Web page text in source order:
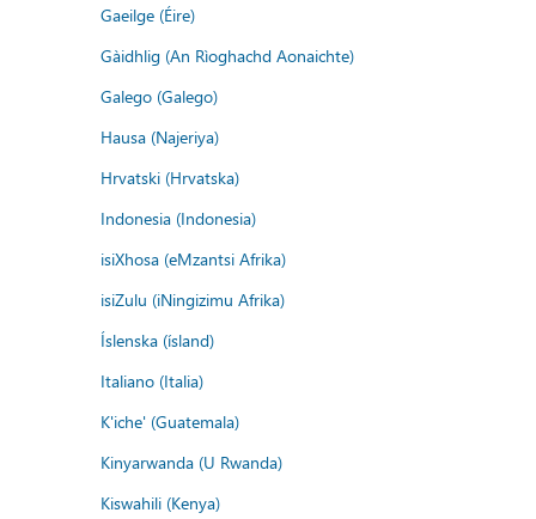
Gaeilge (Éire)
Gàidhlig (An Rìoghachd Aonaichte)
Galego (Galego)
Hausa (Najeriya)
Hrvatski (Hrvatska)
Indonesia (Indonesia)
isiXhosa (eMzantsi Afrika)
isiZulu (iNingizimu Afrika)
Íslenska (ísland)
Italiano (Italia)
K'iche' (Guatemala)
Kinyarwanda (U Rwanda)
Kiswahili (Kenya)